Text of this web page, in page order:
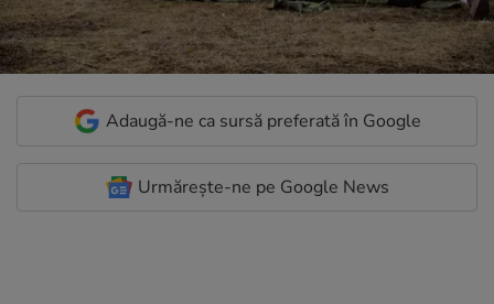
Adaugă-ne ca sursă preferată în Google
Urmărește-ne pe Google News